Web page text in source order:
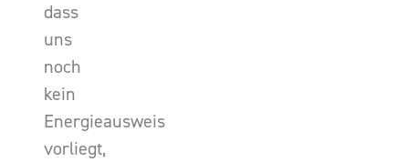
dass
uns
noch
kein
Energieausweis
vorliegt,